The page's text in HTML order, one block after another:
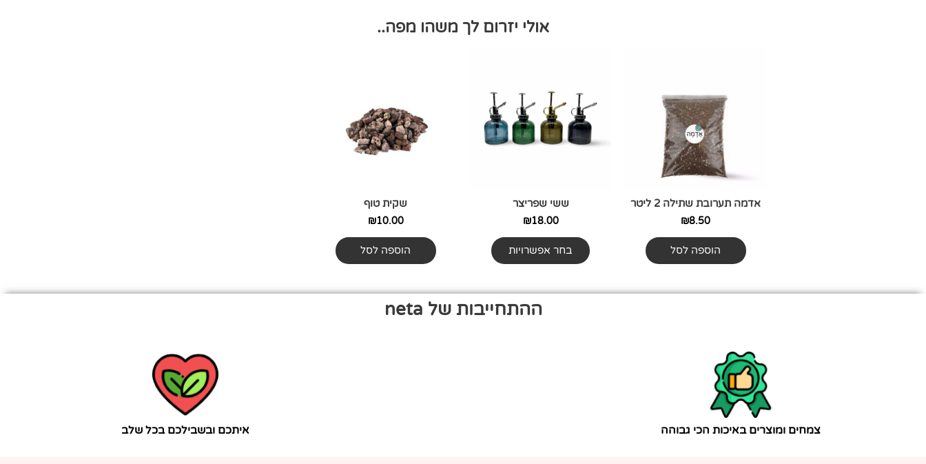
אולי יזרום לך משהו מפה..
אדמה תערובת שתילה 2 ליטר
₪8.50
הוספה לסל
ששי שפריצר
₪18.00
בחר אפשרויות
מספר
סוגים.
ניתן
בעמוד
המוצר
שקית טוף
₪10.00
הוספה לסל
ההתחייבות של neta
צמחים ומוצרים באיכות הכי גבוהה איתכם ובשבילכם בכל שלב